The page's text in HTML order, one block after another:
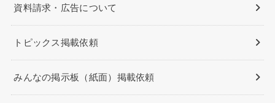
資料請求・広告について
トピックス掲載依頼
みんなの掲示板（紙面）掲載依頼